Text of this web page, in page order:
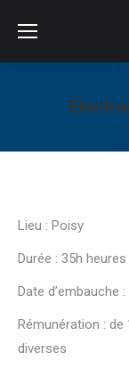
Lieu : Poisy
Durée : 35h heures
Date d’embauche
Rémunération : de
diverses